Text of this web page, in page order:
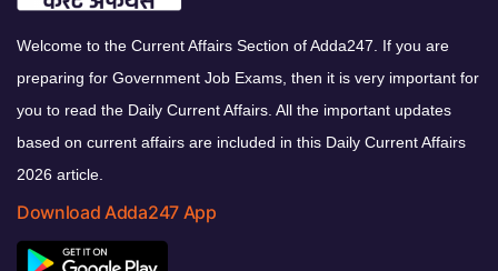
Welcome to the Current Affairs Section of Adda247. If you are
preparing for Government Job Exams, then it is very important for
you to read the Daily Current Affairs. All the important updates
based on current affairs are included in this Daily Current Affairs
2026 article.
Download Adda247 App